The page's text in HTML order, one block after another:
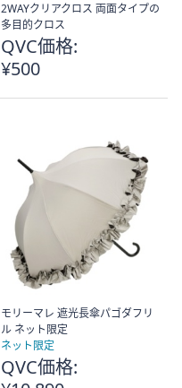
2WAYクリアクロス 両面タイプの
多目的クロス
QVC価格:
¥500
モリーマレ 遮光長傘パゴダフリ
ル ネット限定
ネット限定
QVC価格: